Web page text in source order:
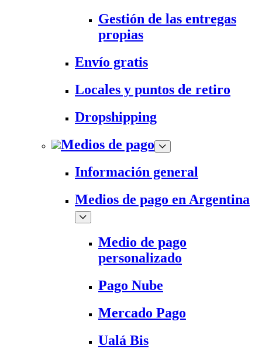
Gestión de las entregas
propias
Envío gratis
Locales y puntos de retiro
Dropshipping
Medios de pago
Información general
Medios de pago en Argentina
Medio de pago
personalizado
Pago Nube
Mercado Pago
Ualá Bis